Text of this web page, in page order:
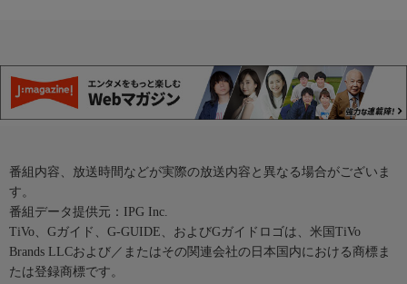
番組内容、放送時間などが実際の放送内容と異なる場合がございま
す。
番組データ提供元：IPG Inc.
TiVo、Gガイド、G-GUIDE、およびGガイドロゴは、米国TiVo
Brands LLCおよび／またはその関連会社の日本国内における商標ま
たは登録商標です。